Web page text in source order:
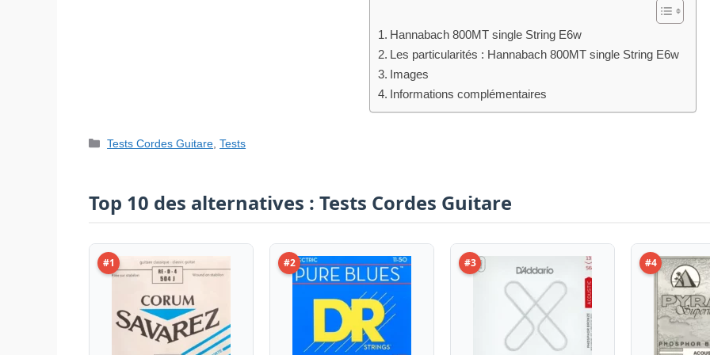
Hannabach 800MT single String E6w
Les particularités : Hannabach 800MT single String E6w
Images
Informations complémentaires
Catégories
Tests Cordes Guitare ,Tests
Top 10 des alternatives : Tests Cordes Guitare
#1 #2 #3 #4